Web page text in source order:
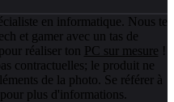
en informatique. Nous te
et gamer avec un tas de
réaliser ton PC sur mesure !
contractuelles; le produit ne
de la photo. Se référer à
plus d'informations.